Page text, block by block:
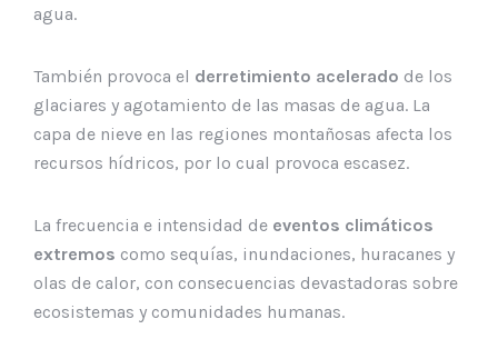
agua.
También provoca el derretimiento acelerado de los
glaciares y agotamiento de las masas de agua. La
capa de nieve en las regiones montañosas afecta los
recursos hídricos, por lo cual provoca escasez.
La frecuencia e intensidad de eventos climáticos
extremos como sequías, inundaciones, huracanes y
olas de calor, con consecuencias devastadoras sobre
ecosistemas y comunidades humanas.